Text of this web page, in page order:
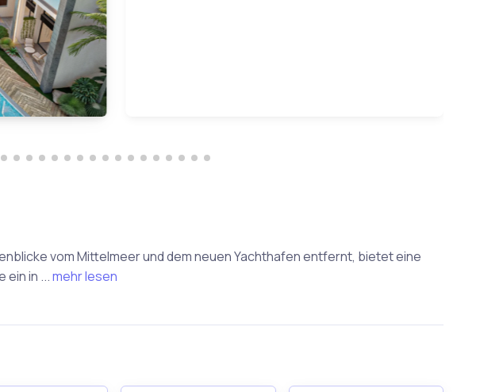
vom Mittelmeer und dem neuen Yachthafen entfernt, bietet eine
ein in ...mehr lesen